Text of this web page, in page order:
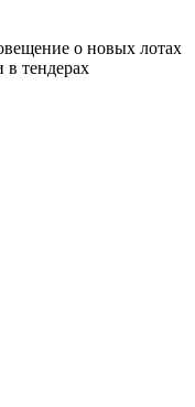
о новых лотах
тендерах